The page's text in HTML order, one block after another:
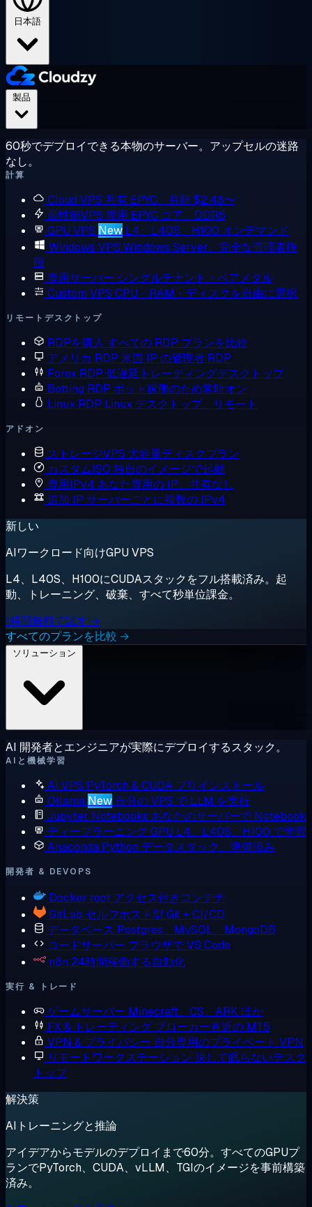
日本語
60秒でデプロイできる本物のサーバー。アップセルの迷路
なし。
計算
Cloud VPS 共有 EPYC、月額 $2.48〜
高性能VPS 専用 EPYC コア、DDR5
GPU VPS New L4、L40S、H100 オンデマンド
Windows VPS Windows Server、完全な管理者権
限
専用サーバー シングルテナント・ベアメタル
Custom VPS CPU・RAM・ディスクを自由に選択
リモートデスクトップ
RDPを購入 すべての RDP プランを比較
アメリカ RDP 米国 IP の管理者 RDP
Forex RDP 低遅延トレーディングデスクトップ
Botting RDP ボット稼働のため常時オン
Linux RDP Linux デスクトップ、リモート
アドオン
ストレージVPS 大容量ディスクプラン
カスタムISO 独自のイメージで起動
専用IPv4 あなた専用の IP、共有なし
追加 IP サーバーごとに複数の IPv4
新しい
AIワークロード向けGPU VPS
L4、L40S、H100にCUDAスタックをフル搭載済み。起
動、トレーニング、破棄、すべて秒単位課金。
1時間無料で試す →
すべてのプランを比較 →
AI 開発者とエンジニアが実際にデプロイするスタック。
AIと機械学習
AI VPS PyTorch & CUDA プリインストール
Ollama New 自分の VPS で LLM を実行
Jupyter Notebooks あなたのサーバーで Notebook
ディープラーニング GPU L4、L40S、H100 で学習
Anaconda Python データスタック、準備済み
開発者 & DEVOPS
Docker root アクセス付きコンテナ
GitLab セルフホスト型 Git + CI/CD
データベース Postgres、MySQL、MongoDB
コードサーバー ブラウザで VS Code
n8n 24時間稼働する自動化
実行 & トレード
ゲームサーバー Minecraft、CS、ARK ほか
FX & トレーディング ブローカー直近の MT5
VPN & プライバシー 自分専用のプライベート VPN
リモートワークステーション 決して眠らないデスク
トップ
解決策
AIトレーニングと推論
アイデアからモデルのデプロイまで60分。すべてのGPUプ
ランでPyTorch、CUDA、vLLM、TGIのイメージを事前構築
済み。